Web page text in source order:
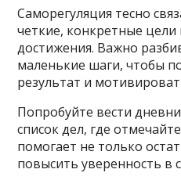
Саморегуляция тесно
четкие, конкретные цели
достижения. Важно
маленькие шаги, чтобы
результат и
Попробуйте вести
список дел, где
помогает не только
повысить уверенность в